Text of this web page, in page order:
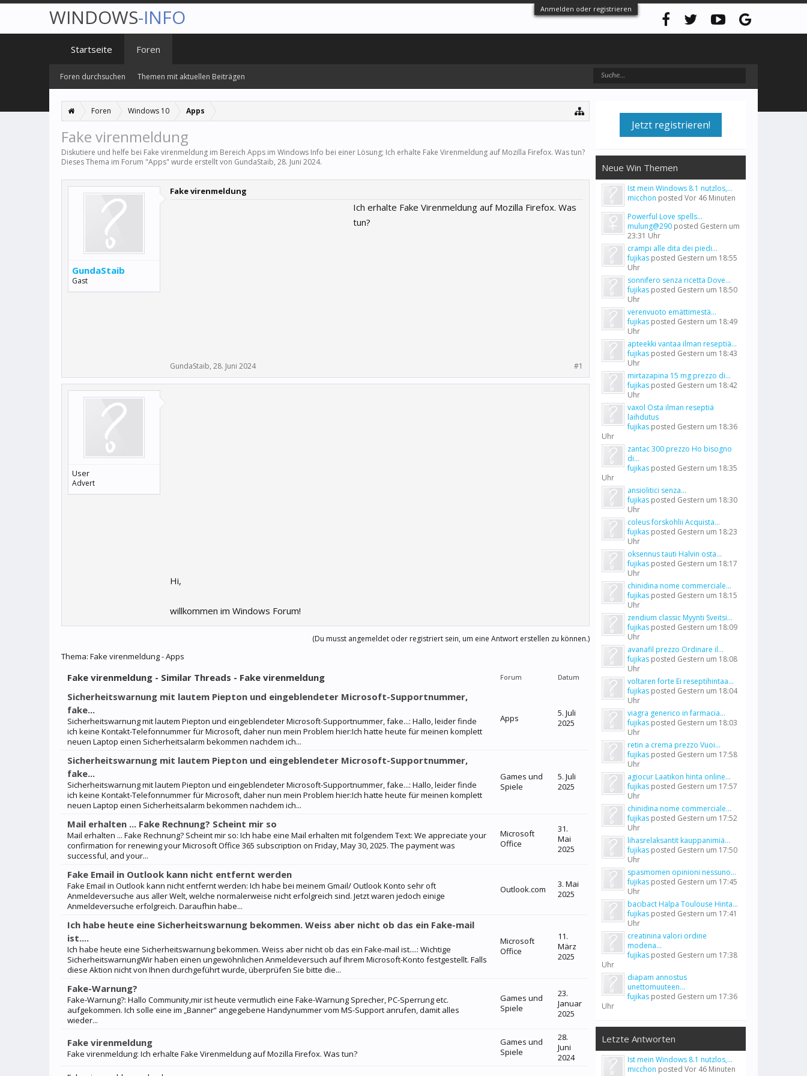
Anmelden oder registrieren
Foren Windows 10 Apps
Fake virenmeldung
Diskutiere und helfe bei Fake virenmeldung im Bereich Apps im Windows Info bei einer Lösung; Ich erhalte Fake Virenmeldung auf Mozilla Firefox. Was tun?
Dieses Thema im Forum "Apps" wurde erstellt von GundaStaib, 28. Juni 2024.
GundaStaib
Gast
Fake virenmeldung
Ich erhalte Fake Virenmeldung auf Mozilla Firefox. Was
tun?
GundaStaib, 28. Juni 2024 #1
User
Advert
Hi,
willkommen im Windows Forum!
(Du musst angemeldet oder registriert sein, um eine Antwort erstellen zu können.)
Thema: Fake virenmeldung - Apps
Fake virenmeldung - Similar Threads - Fake virenmeldung Forum Datum
Sicherheitswarnung mit lautem Piepton und eingeblendeter Microsoft-Supportnummer,
fake...
Sicherheitswarnung mit lautem Piepton und eingeblendeter Microsoft-Supportnummer, fake...: Hallo, leider finde
ich keine Kontakt-Telefonnummer für Microsoft, daher nun mein Problem hier:Ich hatte heute für meinen komplett
neuen Laptop einen Sicherheitsalarm bekommen nachdem ich...
Apps
5. Juli
2025
Sicherheitswarnung mit lautem Piepton und eingeblendeter Microsoft-Supportnummer,
fake...
Sicherheitswarnung mit lautem Piepton und eingeblendeter Microsoft-Supportnummer, fake...: Hallo, leider finde
ich keine Kontakt-Telefonnummer für Microsoft, daher nun mein Problem hier:Ich hatte heute für meinen komplett
neuen Laptop einen Sicherheitsalarm bekommen nachdem ich...
Games und
Spiele
5. Juli
2025
Mail erhalten ... Fake Rechnung? Scheint mir so
Mail erhalten ... Fake Rechnung? Scheint mir so: Ich habe eine Mail erhalten mit folgendem Text: We appreciate your
confirmation for renewing your Microsoft Office 365 subscription on Friday, May 30, 2025. The payment was
successful, and your...
Microsoft
Office
31.
Mai
2025
Fake Email in Outlook kann nicht entfernt werden
Fake Email in Outlook kann nicht entfernt werden: Ich habe bei meinem Gmail/ Outlook Konto sehr oft
Anmeldeversuche aus aller Welt, welche normalerweise nicht erfolgreich sind. Jetzt waren jedoch einige
Anmeldeversuche erfolgreich. Daraufhin habe...
Outlook.com
3. Mai
2025
Ich habe heute eine Sicherheitswarnung bekommen. Weiss aber nicht ob das ein Fake-mail
ist....
Ich habe heute eine Sicherheitswarnung bekommen. Weiss aber nicht ob das ein Fake-mail ist....: Wichtige
SicherheitswarnungWir haben einen ungewöhnlichen Anmeldeversuch auf Ihrem Microsoft-Konto festgestellt. Falls
diese Aktion nicht von Ihnen durchgeführt wurde, überprüfen Sie bitte die...
Microsoft
Office
11.
März
2025
Fake-Warnung?
Fake-Warnung?: Hallo Community,mir ist heute vermutlich eine Fake-Warnung Sprecher, PC-Sperrung etc.
aufgekommen. Ich solle eine im „Banner“ angegebene Handynummer vom MS-Support anrufen, damit alles
wieder...
Games und
Spiele
23.
Januar
2025
Fake virenmeldung
Fake virenmeldung: Ich erhalte Fake Virenmeldung auf Mozilla Firefox. Was tun?
Games und
Spiele
28.
Juni
2024
Jetzt registrieren!
Neue Win Themen
Ist mein Windows 8.1 nutzlos,...
micchon posted Vor 46 Minuten
Powerful Love spells...
mulung@290 posted Gestern um
23:31 Uhr
crampi alle dita dei piedi...
fujikas posted Gestern um 18:55
Uhr
sonnifero senza ricetta Dove...
fujikas posted Gestern um 18:50
Uhr
verenvuoto emättimestä...
fujikas posted Gestern um 18:49
Uhr
apteekki vantaa ilman reseptiä...
fujikas posted Gestern um 18:43
Uhr
mirtazapina 15 mg prezzo di...
fujikas posted Gestern um 18:42
Uhr
vaxol Osta ilman reseptiä
laihdutus
fujikas posted Gestern um 18:36
Uhr
zantac 300 prezzo Ho bisogno
di...
fujikas posted Gestern um 18:35
Uhr
ansiolitici senza...
fujikas posted Gestern um 18:30
Uhr
coleus forskohlii Acquista...
fujikas posted Gestern um 18:23
Uhr
oksennus tauti Halvin osta...
fujikas posted Gestern um 18:17
Uhr
chinidina nome commerciale...
fujikas posted Gestern um 18:15
Uhr
zendium classic Myynti Sveitsi...
fujikas posted Gestern um 18:09
Uhr
avanafil prezzo Ordinare il...
fujikas posted Gestern um 18:08
Uhr
voltaren forte Ei reseptihintaa...
fujikas posted Gestern um 18:04
Uhr
viagra generico in farmacia...
fujikas posted Gestern um 18:03
Uhr
retin a crema prezzo Vuoi...
fujikas posted Gestern um 17:58
Uhr
agiocur Laatikon hinta online...
fujikas posted Gestern um 17:57
Uhr
chinidina nome commerciale...
fujikas posted Gestern um 17:52
Uhr
lihasrelaksantit kauppanimiä...
fujikas posted Gestern um 17:50
Uhr
spasmomen opinioni nessuno...
fujikas posted Gestern um 17:45
Uhr
bacibact Halpa Toulouse Hinta...
fujikas posted Gestern um 17:41
Uhr
creatinina valori ordine
modena...
fujikas posted Gestern um 17:38
Uhr
diapam annostus
unettomuuteen...
fujikas posted Gestern um 17:36
Uhr
Letzte Antworten
Ist mein Windows 8.1 nutzlos,...
micchon posted Vor 46 Minuten
WINDOWS-INFO
Startseite Foren
Foren durchsuchen Themen mit aktuellen Beiträgen